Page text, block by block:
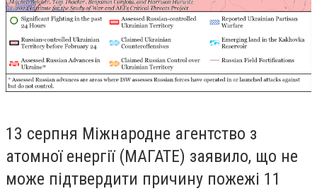
13 серпня Міжнародне агентство з
атомної енергії (МАГАТЕ) заявило, що не
може підтвердити причину пожежі 11